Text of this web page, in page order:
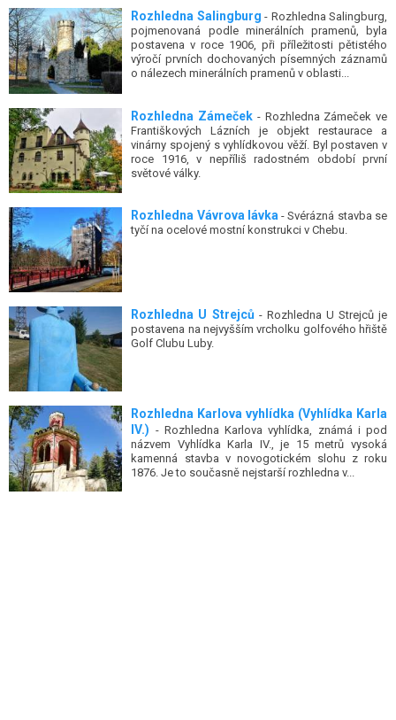
Rozhledna Salingburg - Rozhledna Salingburg,
pojmenovaná podle minerálních pramenů, byla
postavena v roce 1906, při příležitosti pětistého
výročí prvních dochovaných písemných záznamů
o nálezech minerálních pramenů v oblasti...
Rozhledna Zámeček - Rozhledna Zámeček ve
Františkových Lázních je objekt restaurace a
vinárny spojený s vyhlídkovou věží. Byl postaven v
roce 1916, v nepříliš radostném období první
světové války.
Rozhledna Vávrova lávka - Svérázná stavba se
tyčí na ocelové mostní konstrukci v Chebu.
Rozhledna U Strejců- Rozhledna U Strejců je
postavena na nejvyšším vrcholku golfového hřiště
Golf Clubu Luby.
Rozhledna Karlova vyhlídka (Vyhlídka Karla
IV.) - Rozhledna Karlova vyhlídka, známá i pod
názvem Vyhlídka Karla IV., je 15 metrů vysoká
kamenná stavba v novogotickém slohu z roku
1876. Je to současně nejstarší rozhledna v...